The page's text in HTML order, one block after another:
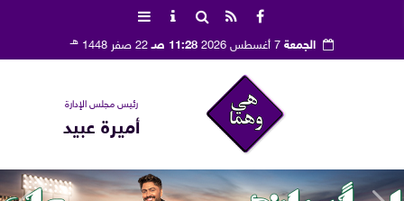
الجمعة 11:28 صـ 22 صفر 1448 هـ
رئيس مجلس الإدارة
أميرة عبيد